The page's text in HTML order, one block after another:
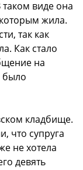
виде она
жила.
так как
Как стало
на
было
кладбище.
что супруга
не хотела
девять